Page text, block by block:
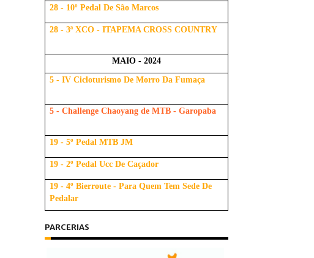
28 - 10º Pedal De São Marcos
28 - 3ª XCO - ITAPEMA CROSS COUNTRY
MAIO - 2024
5 - IV Cicloturismo De Morro Da Fumaça
5 - Challenge Chaoyang de MTB - Garopaba
19 - 5º Pedal MTB JM
19 - 2º Pedal Ucc De Caçador
19 - 4º Bierroute - Para Quem Tem Sede De
Pedalar
PARCERIAS